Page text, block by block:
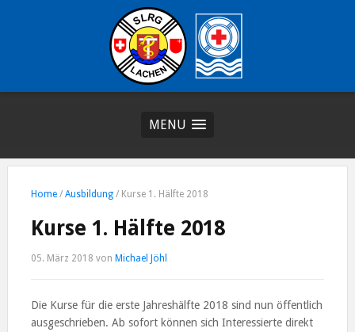
MENU
Home / Ausbildung / Kurse 1. Hälfte 2018
Kurse 1. Hälfte 2018
05. März 2018 von Michael Jöhl
Die Kurse für die erste Jahreshälfte 2018 sind nun öffentlich
ausgeschrieben. Ab sofort können sich Interessierte direkt